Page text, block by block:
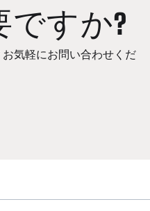
ですか?
気軽にお問い合わせくだ